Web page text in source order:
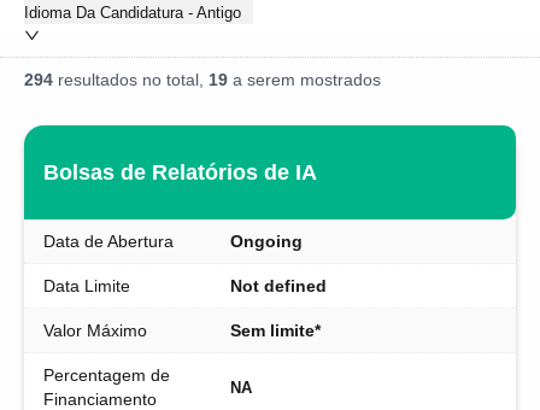
Idioma Da Candidatura - Antigo
294 resultados no total, 19 a serem mostrados
Bolsas de Relatórios de IA
Data de Abertura Ongoing
Data Limite Not defined
Valor Máximo Sem limite*
Percentagem de
Financiamento
NA